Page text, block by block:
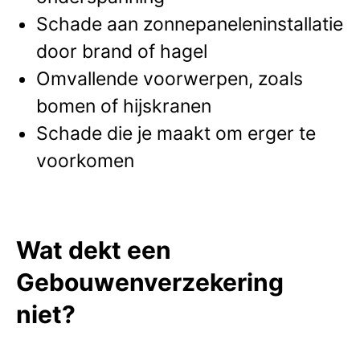
Schade aan zonnepaneleninstallatie
door brand of hagel
Omvallende voorwerpen, zoals
bomen of hijskranen
Schade die je maakt om erger te
voorkomen
Wat dekt een
Gebouwenverzekering
niet?